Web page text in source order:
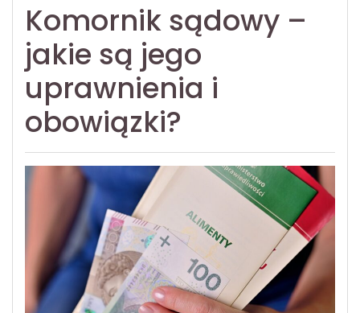
Komornik sądowy –
jakie są jego
uprawnienia i
obowiązki?